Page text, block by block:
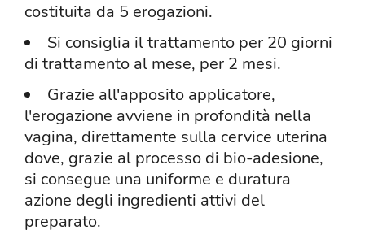
costituita da 5 erogazioni.
Si consiglia il trattamento per 20 giorni
di trattamento al mese, per 2 mesi.
Grazie all'apposito applicatore,
l'erogazione avviene in profondità nella
vagina, direttamente sulla cervice uterina
dove, grazie al processo di bio-adesione,
si consegue una uniforme e duratura
azione degli ingredienti attivi del
preparato.